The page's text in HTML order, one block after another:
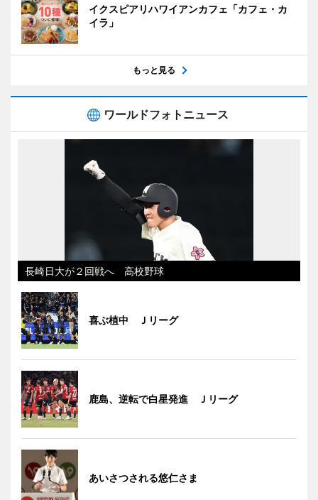
イクスピアリハワイアンカフェ「カフェ・カ
イラ」
もっと見る
ワールドフォトニュース
長崎日大が２回戦へ 高校野球
喜ぶ植中 Ｊリーグ
鹿島、逆転で白星発進 Ｊリーグ
あいさつされる悠仁さま